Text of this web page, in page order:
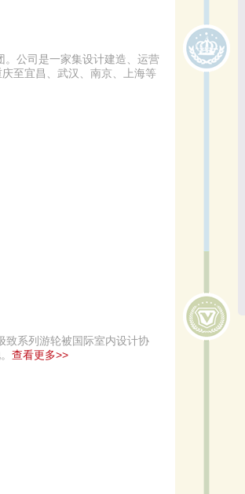
公司是一家集设计建造、运营
至宜昌、武汉、南京、上海等
致系列游轮被国际室内设计协
查看更多>>